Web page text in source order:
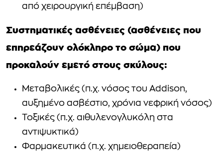
από χειρουργική επέμβαση)
Συστηματικές ασθένειες (ασθένειες που
επηρεάζουν ολόκληρο το σώμα) που
προκαλούν εμετό στους σκύλους:
Μεταβολικές (π.χ. νόσος του Addison,
αυξημένο ασβέστιο, χρόνια νεφρική νόσος)
Τοξικές (π.χ. αιθυλενογλυκόλη στα
αντιψυκτικά)
Φαρμακευτικά (π.χ. χημειοθεραπεία)